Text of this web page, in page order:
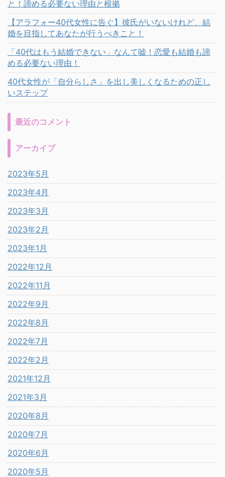
と！諦める必要ない理由と根拠
【アラフォー40代女性に告ぐ】彼氏がいないけれど、結
婚を目指してあなたが行うべきこと！
「40代はもう結婚できない」なんて嘘！恋愛も結婚も諦
める必要ない理由！
40代女性が「自分らしさ」を出し美しくなるための正し
いステップ
最近のコメント
アーカイブ
2023年5月
2023年4月
2023年3月
2023年2月
2023年1月
2022年12月
2022年11月
2022年9月
2022年8月
2022年7月
2022年2月
2021年12月
2021年3月
2020年8月
2020年7月
2020年6月
2020年5月